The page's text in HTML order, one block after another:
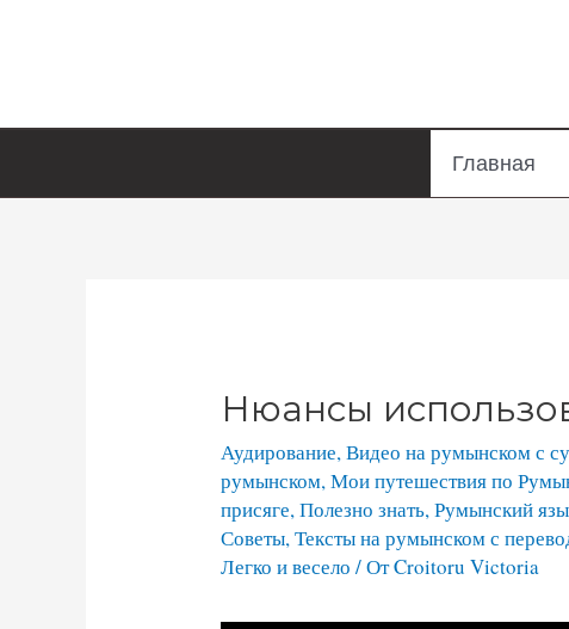
Главная
Нюансы
Аудирование,Видео на румынском с
румынском,Мои путешествия по
присяге,Полезно знать,Румынский
Советы,Тексты на румынском с
Легко и весело / ОтCroitoru Victoria